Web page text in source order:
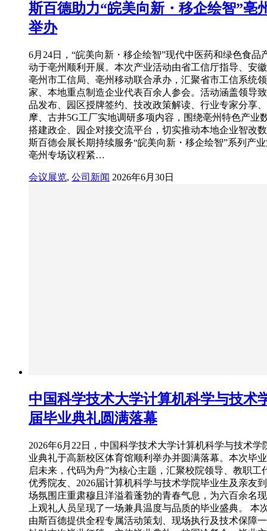
斯百德助力“皖美向新・移企绘智”亳
举办
6月24日，“皖美向新・移企绘智”现代中医药和绿色食品
动于亳州顺利开展。本次产业活动由省工信厅指导、安
亳州市工信局、亳州移动联合承办，汇聚省市工信系统
家、本地重点制造企业代表百余人参会。活动涵盖领导
品发布、园区授牌签约、技改政策解读、行业专家分享
摩、古井5G工厂实地调研多项内容，围绕亳州特色产业
搭建政企、园企对接交流平台，切实推动本地企业智改
斯百德会展长期持续服务“皖美向新・移企绘智”系列产
亳州专场议程紧…
会议展览, 公司新闻 2026年6月30日
中国科学技术大学计算机科学与技术
届毕业典礼圆满落幕
2026年6月22日，中国科学技术大学计算机科学与技术学
业典礼于高新校区体育馆顺利举办并圆满落幕。本次毕
启未来，代码为舟”为核心主题，汇聚校院领导、教职工
优秀院友、2026届计算机科学与技术学院毕业生及亲友
场氛围庄重肃穆且洋溢着蓬勃的青春气息，为六百余名
上观礼人员呈现了一场兼具温度与品质的毕业盛典。 本
由斯百德提供全程专属活动策划、现场执行及技术保障